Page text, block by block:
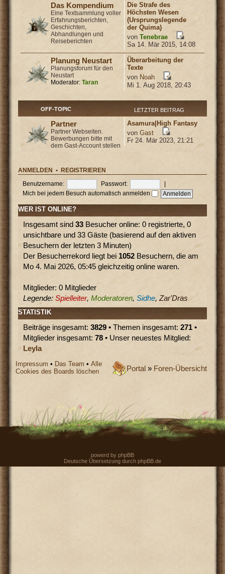
Das Kompendium
Eine Textsammlung voller
Erfahrungsberichten,
Geschichten,
Abhandlungen und
Reiseberichten
Die Strafe des
Höchsten Wesen
(Ursprungslegende
der Quima)
vonTenebrae
Sa 14. Mär 2015, 14:08
Planung Neustart
Planungsforum für den
Neustart
Moderator: Taran
Überarbeitung der
Texte
von Noah
Mi 1. Aug 2018, 20:43
OFF-TOPIC LETZTER BEITRAG
Partner
Partner Webseiten.
Bewerbungen bitte mit
dem Gast-Account stellen
Asamura|High Fantasy
vonGast
Fr 24. Mär 2023, 21:21
ANMELDEN •REGISTRIEREN
Benutzername: Passwort:
Mich bei jedem Besuch automatisch anmelden
WER IST ONLINE?
Insgesamt sind33 Besucher online: 0 registrierte, 0
unsichtbare und 33 Gäste (basierend auf den aktiven
Besuchern der letzten 3 Minuten)
Der Besucherrekord liegt bei 1052 Besuchern, die am
Mo 4. Mai 2026, 05:45 gleichzeitig online waren.
Mitglieder: 0 Mitglieder
Legende:Spielleiter,Moderatoren,Sidhe,Zar'Dras
STATISTIK
Beiträge insgesamt:3829 • Themen insgesamt:271 •
Mitglieder insgesamt:78 • Unser neuestes Mitglied:
Leyla
Portal» Foren-Übersicht
Impressum • Das Team •Alle
Cookies des Boards löschen
powerd by phpBB
Deutsche Übersetzung durch phpBB.de